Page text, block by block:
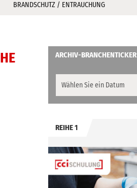
BRANDSCHUTZ / ENTRAUCHUNG
ARCHIV-BRANCHENTICKER
REIHE 1